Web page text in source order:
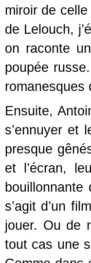
miroir de celle
de Lelouch,
on raconte
poupée
romanesques
Ensuite,
s’ennuyer et
presque
et l’écran,
s’agit d’un
jouer. Ou de
tout cas une